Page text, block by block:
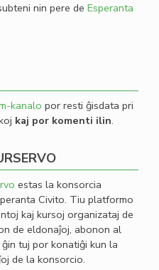
nin pere de Esperanta
kanalo por resti ĝisdata pri
kaj por komenti ilin.
estas la konsorcia
Civito. Tiu platformo
kaj kursoj organizataj de
de eldonaĵoj, abonon al
tuj por konatiĝi kun la
de la konsorcio.